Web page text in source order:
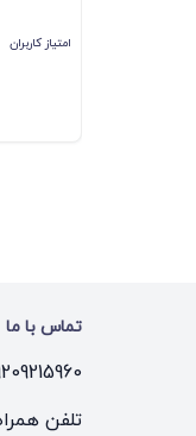
امتیاز کاربران
تماس با ما
تلفن